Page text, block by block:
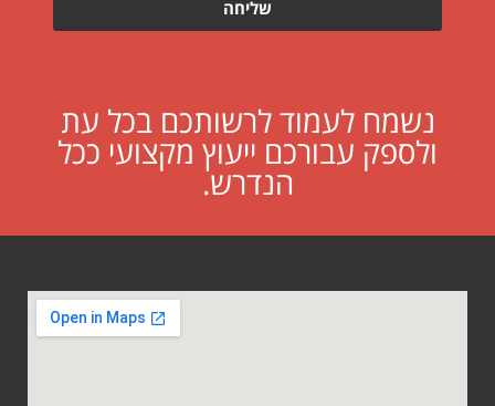
שליחה
נשמח לעמוד לרשותכם בכל עת
ולספק עבורכם ייעוץ מקצועי ככל
הנדרש.